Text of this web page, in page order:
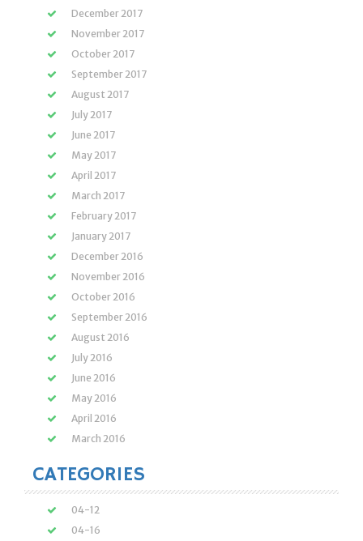
December 2017
November 2017
October 2017
September 2017
August 2017
July 2017
June 2017
May 2017
April 2017
March 2017
February 2017
January 2017
December 2016
November 2016
October 2016
September 2016
August 2016
July 2016
June 2016
May 2016
April 2016
March 2016
CATEGORIES
04-12
04-16